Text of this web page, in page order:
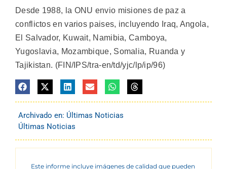
Desde 1988, la ONU envio misiones de paz a
conflictos en varios paises, incluyendo Iraq, Angola,
El Salvador, Kuwait, Namibia, Camboya,
Yugoslavia, Mozambique, Somalia, Ruanda y
Tajikistan. (FIN/IPS/tra-en/td/yjc/lp/ip/96)
Archivado en: Últimas Noticias
Últimas Noticias
Este informe incluye imágenes de calidad que pueden